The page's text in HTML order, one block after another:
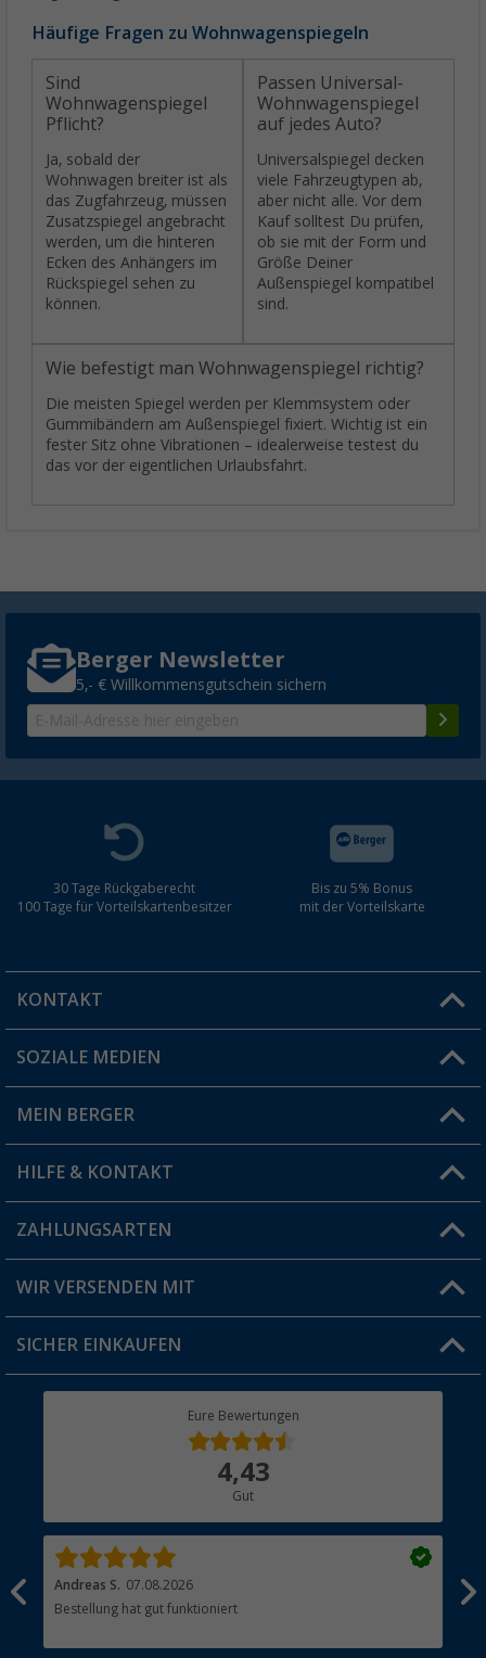
Häufige Fragen zu Wohnwagenspiegeln
Sind
Wohnwagenspiegel
Pflicht?
Ja, sobald der
Wohnwagen breiter ist als
das Zugfahrzeug, müssen
Zusatzspiegel angebracht
werden, um die hinteren
Ecken des Anhängers im
Rückspiegel sehen zu
können.
Passen Universal-
Wohnwagenspiegel
auf jedes Auto?
Universalspiegel decken
viele Fahrzeugtypen ab,
aber nicht alle. Vor dem
Kauf solltest Du prüfen,
ob sie mit der Form und
Größe Deiner
Außenspiegel kompatibel
sind.
Wie befestigt man Wohnwagenspiegel richtig?
Die meisten Spiegel werden per Klemmsystem oder
Gummibändern am Außenspiegel fixiert. Wichtig ist ein
fester Sitz ohne Vibrationen – idealerweise testest du
das vor der eigentlichen Urlaubsfahrt.
Berger Newsletter
5,- € Willkommensgutschein sichern
30 Tage Rückgaberecht
100 Tage für Vorteilskartenbesitzer
Bis zu 5% Bonus
mit der Vorteilskarte
KONTAKT
Du hast eine Frage?
Filiale finden
SOZIALE MEDIEN
MEIN BERGER
Vorteilskarte
Blog
Jobs & Karriere
HILFE & KONTAKT
FAQ & Kontakt
Versandinformationen
Rücksendung
ZAHLUNGSARTEN
WIR VERSENDEN MIT
SICHER EINKAUFEN
Eure Bewertungen
4,43
Gut
Andreas S. 07.08.2026
Bestellung hat gut funktioniert